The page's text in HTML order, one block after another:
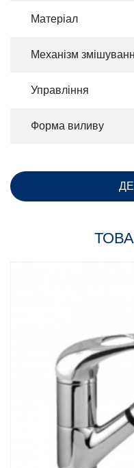
Матеріал
Механізм
Управління
Форма виливу